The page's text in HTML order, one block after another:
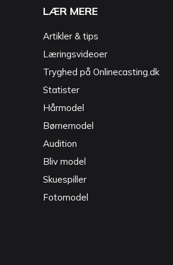
LÆR MERE
Artikler & tips
Læringsvideoer
Tryghed på Onlinecasting.dk
Statister
Hårmodel
Børnemodel
Audition
Bliv model
Skuespiller
Fotomodel